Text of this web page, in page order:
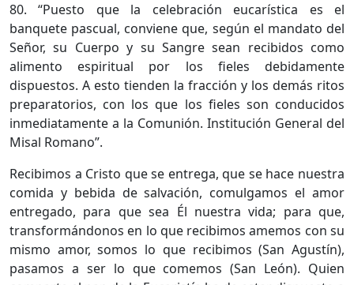
80. “Puesto que la celebración eucarística es el
banquete pascual, conviene que, según el mandato del
Señor, su Cuerpo y su Sangre sean recibidos como
alimento espiritual por los fieles debidamente
dispuestos. A esto tienden la fracción y los demás ritos
preparatorios, con los que los fieles son conducidos
inmediatamente a la Comunión. Institución General del
Misal Romano”.
Recibimos a Cristo que se entrega, que se hace nuestra
comida y bebida de salvación, comulgamos el amor
entregado, para que sea Él nuestra vida; para que,
transformándonos en lo que recibimos amemos con su
mismo amor, somos lo que recibimos (San Agustín),
pasamos a ser lo que comemos (San León). Quien